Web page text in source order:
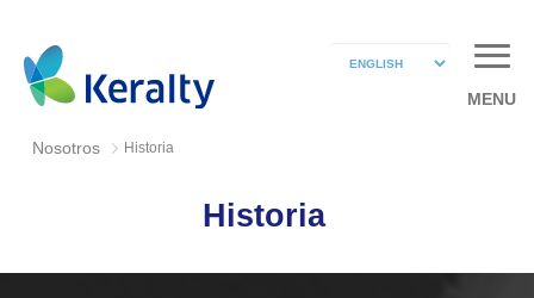
MENU
Nosotros Historia
Historia